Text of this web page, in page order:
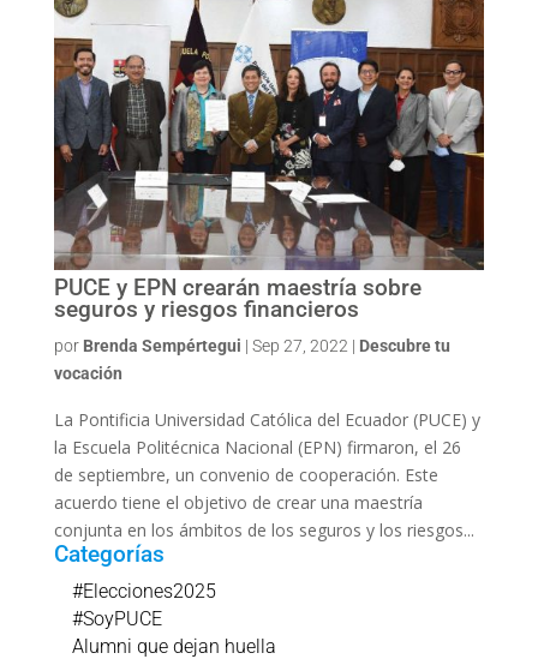
PUCE y EPN crearán maestría sobre
seguros y riesgos financieros
por Brenda Sempértegui | Sep 27, 2022 | Descubre tu
vocación
La Pontificia Universidad Católica del Ecuador (PUCE) y
la Escuela Politécnica Nacional (EPN) firmaron, el 26
de septiembre, un convenio de cooperación. Este
acuerdo tiene el objetivo de crear una maestría
conjunta en los ámbitos de los seguros y los riesgos...
Categorías
#Elecciones2025
#SoyPUCE
Alumni que dejan huella